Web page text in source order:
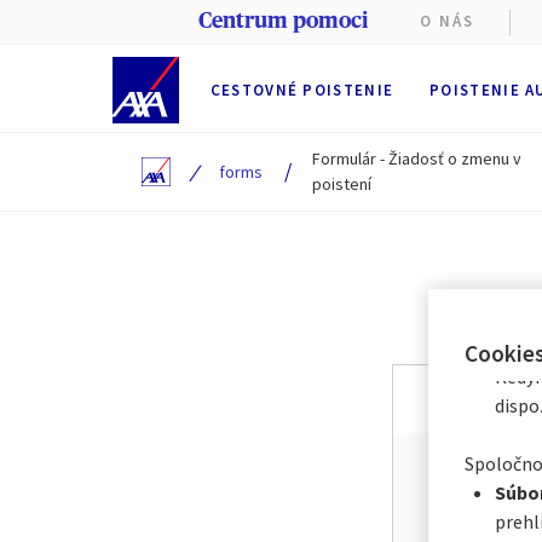
CESTOVNÉ POISTENIE POISTENIE
Centrum pomoci O NÁS
/ forms /
Formulár - Žiadosť o zmenu v
poistení
Číslo
Na tejto